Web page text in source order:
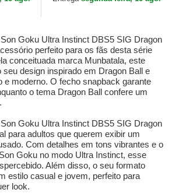
Goku Ultra Instinct DBS5 SIG Dragon
perfeito para os fãs desta série
conceituada marca Munbatala, este
seu design inspirado em Dragon Ball e
e moderno. O fecho snapback garante
o tema Dragon Ball confere um
Goku Ultra Instinct DBS5 SIG Dragon
para adultos que querem exibir um
Com detalhes em tons vibrantes e o
Goku no modo Ultra Instinct, esse
Além disso, o seu formato
estilo casual e jovem, perfeito para
look.